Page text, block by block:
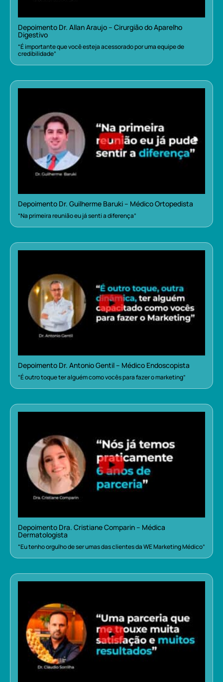
Depoimento Dr. Allan Araujo – Cirurgião do Aparelho
Digestivo
“É importante que você esteja acessorado por uma equipe de
credibilidade”
Depoimento Dr. Guilherme Baruki – Médico Ortopedista
“Na primeira reunião eu já senti a diferença”
Depoimento Dr. Antonio Gentil – Médico Endoscopista
“É outro toque ter alguém como vocês para fazer o marketing”
Depoimento Dra. Cristiane Comparin – Médica
Dermatologista
“Eu tenho orgulho de ser umas das clientes da WE Marketing Médico”